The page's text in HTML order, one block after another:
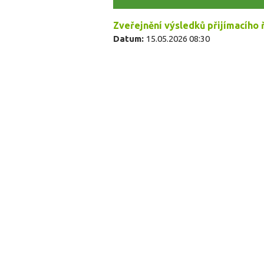
Zveřejnění výsledků přijímacího
Datum: 15.05.2026 08:30